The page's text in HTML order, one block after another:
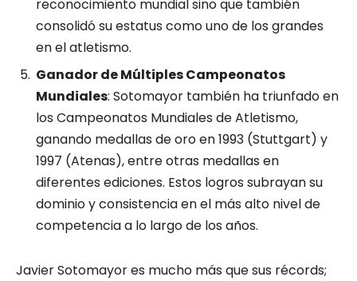
reconocimiento mundial sino que también
consolidó su estatus como uno de los grandes
en el atletismo.
Ganador de Múltiples Campeonatos
Mundiales: Sotomayor también ha triunfado en
los Campeonatos Mundiales de Atletismo,
ganando medallas de oro en 1993 (Stuttgart) y
1997 (Atenas), entre otras medallas en
diferentes ediciones. Estos logros subrayan su
dominio y consistencia en el más alto nivel de
competencia a lo largo de los años.
Javier Sotomayor es mucho más que sus récords;